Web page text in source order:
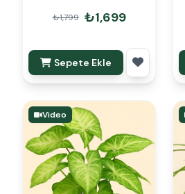
₺1,799 ₺1,699
Sepete Ekle
Video